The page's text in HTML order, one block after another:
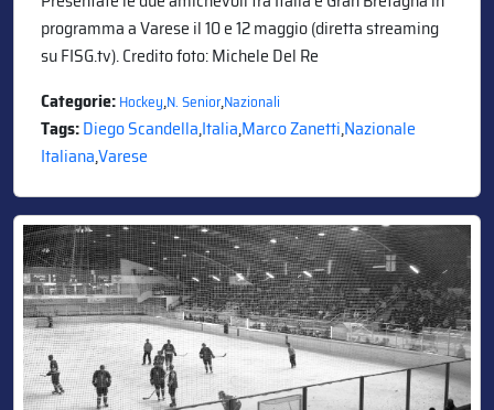
programma a Varese il 10 e 12 maggio (diretta streaming
su FISG.tv). Credito foto: Michele Del Re
Categorie:Hockey,N. Senior,Nazionali
Tags:Diego Scandella,Italia,Marco Zanetti,Nazionale
Italiana,Varese